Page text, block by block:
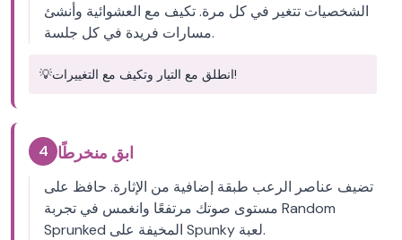
الشخصيات تتغير في كل مرة. تكيف مع العشوائية وأنشئ
مسارات فريدة في كل جلسة.
💡 انطلق مع التيار وتكيف مع التغييرات!
4 ابق منخرطًا
تضيف عناصر الرعب طبقة إضافية من الإثارة. حافظ على
مستوى صوتك مرتفعًا وانغمس في تجربة Random
Sprunked المخيفة على Spunky لعبة.